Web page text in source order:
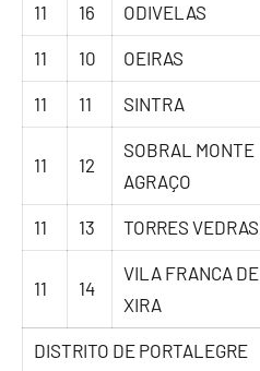
11 16 ODIVELAS
11 10 OEIRAS
11 11 SINTRA
11 12
SOBRAL MONTE
AGRAÇO
11 13 TORRES VEDRAS
11 14
VILA FRANCA DE
XIRA
DISTRITO DE PORTALEGRE